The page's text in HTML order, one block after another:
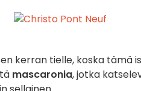
kerran tielle, koska tämä
mascaronia, jotka